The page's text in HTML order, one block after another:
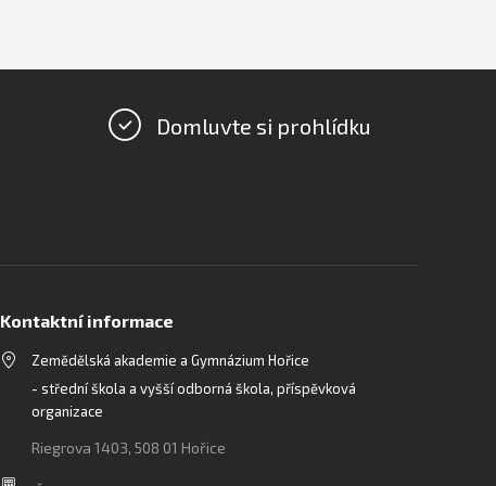
Domluvte si prohlídku
Kontaktní informace
Zemědělská akademie a Gymnázium Hořice
- střední škola a vyšší odborná škola, příspěvková
organizace
Riegrova 1403, 508 01 Hořice